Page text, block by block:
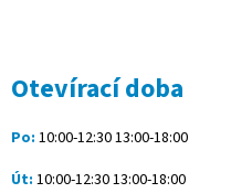
Otevírací doba
Po: 10:00-12:30 13:00-18:00
Út: 10:00-12:30 13:00-18:00